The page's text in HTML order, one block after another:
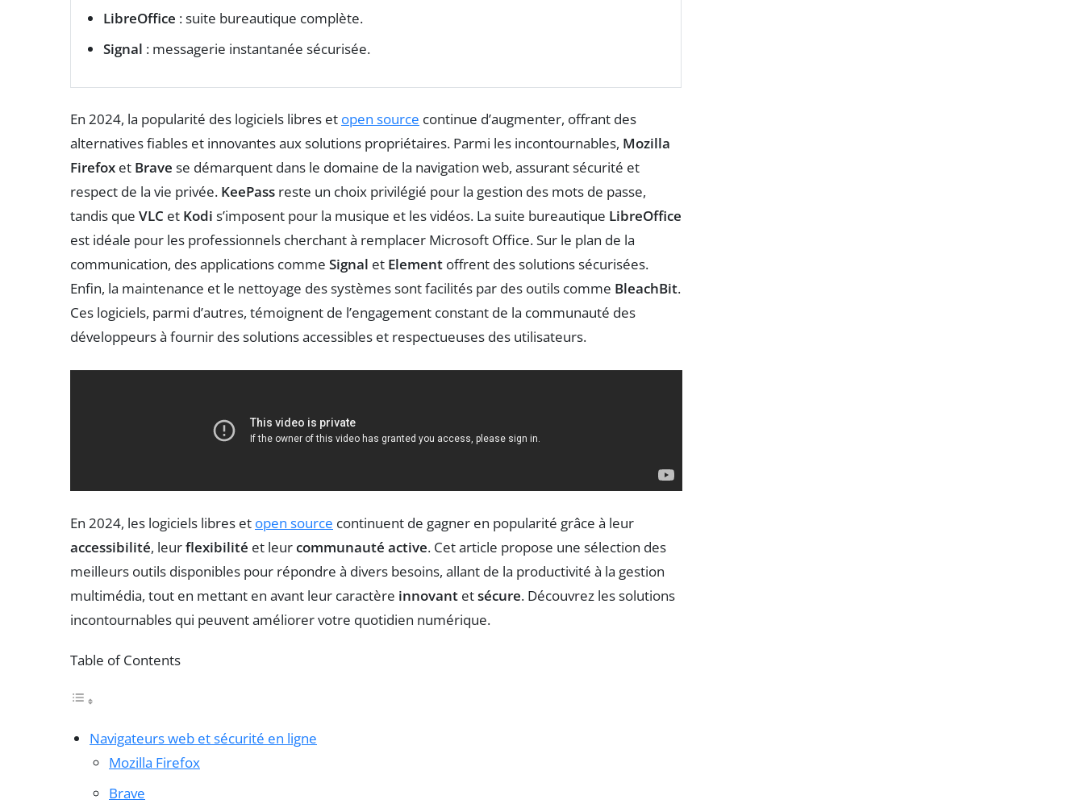
LibreOffice : suite bureautique complète.
Signal : messagerie instantanée sécurisée.
En 2024, la popularité des logiciels libres et open source continue d’augmenter, offrant des
alternatives fiables et innovantes aux solutions propriétaires. Parmi les incontournables, Mozilla
Firefox et Brave se démarquent dans le domaine de la navigation web, assurant sécurité et
respect de la vie privée. KeePass reste un choix privilégié pour la gestion des mots de passe,
tandis que VLC et Kodi s’imposent pour la musique et les vidéos. La suite bureautique LibreOffice
est idéale pour les professionnels cherchant à remplacer Microsoft Office. Sur le plan de la
communication, des applications comme Signal et Element offrent des solutions sécurisées.
Enfin, la maintenance et le nettoyage des systèmes sont facilités par des outils comme BleachBit.
Ces logiciels, parmi d’autres, témoignent de l’engagement constant de la communauté des
développeurs à fournir des solutions accessibles et respectueuses des utilisateurs.
En 2024, les logiciels libres et open source continuent de gagner en popularité grâce à leur
accessibilité, leurflexibilité et leurcommunauté active. Cet article propose une sélection des
meilleurs outils disponibles pour répondre à divers besoins, allant de la productivité à la gestion
multimédia, tout en mettant en avant leur caractère innovant etsécure. Découvrez les solutions
incontournables qui peuvent améliorer votre quotidien numérique.
Table of Contents
Navigateurs web et sécurité en ligne
Mozilla Firefox
Brave